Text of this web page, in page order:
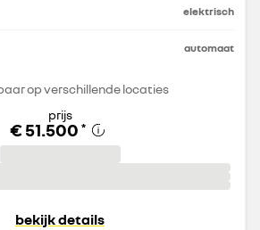
elektrisch
automaat
op verschillende locaties
prijs
€ 51.500 *
bekijk details